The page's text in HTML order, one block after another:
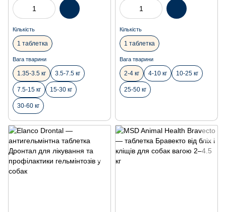
Кількість
1 таблетка
Вага тварини
1.35-3.5 кг 3.5-7.5 кг
7.5-15 кг 15-30 кг
30-60 кг
Кількість
1 таблетка
Вага тварини
2-4 кг 4-10 кг 10-25 кг
25-50 кг